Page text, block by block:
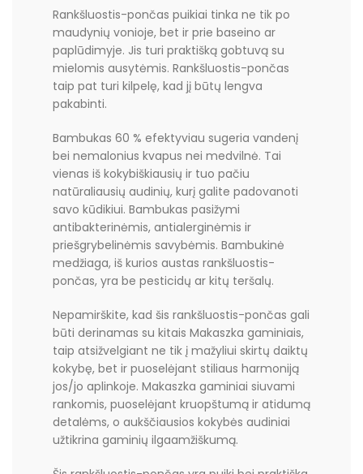
Rankšluostis-pončas puikiai tinka ne tik po
maudynių vonioje, bet ir prie baseino ar
paplūdimyje. Jis turi praktišką gobtuvą su
mielomis ausytėmis. Rankšluostis-pončas
taip pat turi kilpelę, kad jį būtų lengva
pakabinti.
Bambukas 60 % efektyviau sugeria vandenį
bei nemalonius kvapus nei medvilnė. Tai
vienas iš kokybiškiausių ir tuo pačiu
natūraliausių audinių, kurį galite padovanoti
savo kūdikiui. Bambukas pasižymi
antibakterinėmis, antialerginėmis ir
priešgrybelinėmis savybėmis. Bambukinė
medžiaga, iš kurios austas rankšluostis-
pončas, yra be pesticidų ar kitų teršalų.
Nepamirškite, kad šis rankšluostis-pončas gali
būti derinamas su kitais Makaszka gaminiais,
taip atsižvelgiant ne tik į mažyliui skirtų daiktų
kokybę, bet ir puoselėjant stiliaus harmoniją
jos/jo aplinkoje. Makaszka gaminiai siuvami
rankomis, puoselėjant kruopštumą ir atidumą
detalėms, o aukščiausios kokybės audiniai
užtikrina gaminių ilgaamžiškumą.